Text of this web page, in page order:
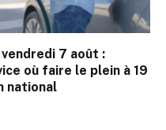
7 août :
où faire le plein à 19
national